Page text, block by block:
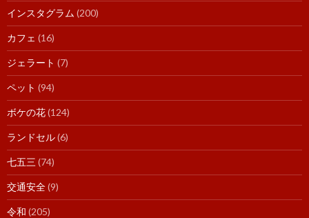
インスタグラム (200)
カフェ (16)
ジェラート (7)
ペット (94)
ボケの花(124)
ランドセル(6)
七五三 (74)
交通安全(9)
令和 (205)